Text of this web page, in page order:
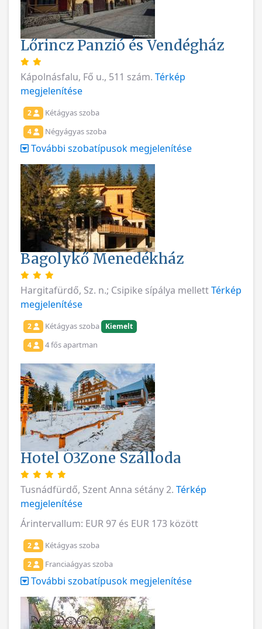
Lőrincz Panzió és Vendégház
Kápolnásfalu, Fő u., 511 szám. Térkép
megjelenítése
2 Kétágyas szoba
4 Négyágyas szoba
További szobatípusok megjelenítése
Bagolykő Menedékház
Hargitafürdő, Sz. n.; Csipike sípálya mellettTérkép
megjelenítése
2 Kétágyas szoba
Kiemelt
4
4 fős apartman
Hotel O3Zone Szálloda
Tusnádfürdő, Szent Anna sétány 2. Térkép
megjelenítése
Árintervallum: EUR 97 és EUR 173 között
2 Kétágyas szoba
2 Franciaágyas szoba
További szobatípusok megjelenítése